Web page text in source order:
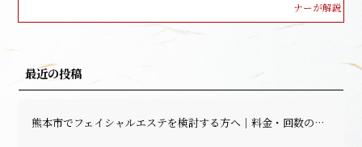
ナーが解説
最近の投稿
熊本市でフェイシャルエステを検討する方へ｜料金・回数の目安と相談前の確認ポイント